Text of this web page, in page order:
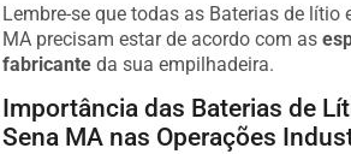
Lembre-se que todas as Baterias de lítio
MA precisam estar de acordo com as
fabricante da sua empilhadeira.
Importância das Baterias de
Sena MA nas Operações